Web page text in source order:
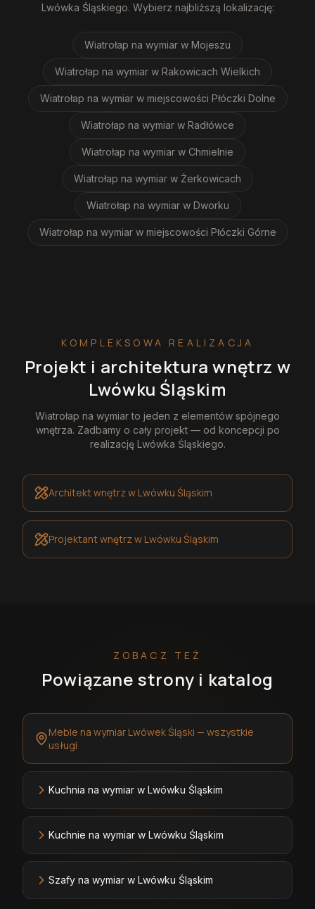
Lwówka Śląskiego. Wybierz najbliższą lokalizację:
Wiatrołap na wymiar w Mojeszu
Wiatrołap na wymiar w Rakowicach Wielkich
Wiatrołap na wymiar w miejscowości Płóczki Dolne
Wiatrołap na wymiar w Radłówce
Wiatrołap na wymiar w Chmielnie
Wiatrołap na wymiar w Żerkowicach
Wiatrołap na wymiar w Dworku
Wiatrołap na wymiar w miejscowości Płóczki Górne
KOMPLEKSOWA REALIZACJA
Projekt i architektura wnętrz w
Lwówku Śląskim
Wiatrołap na wymiarto jeden z elementów spójnego
wnętrza. Zadbamy o cały projekt — od koncepcji po
realizację Lwówka Śląskiego.
Architekt wnętrzw Lwówku Śląskim
Projektant wnętrzw Lwówku Śląskim
ZOBACZ TEŻ
Powiązane strony i katalog
Meble na wymiar Lwówek Śląski — wszystkie
usługi
Kuchnia na wymiar w Lwówku Śląskim
Kuchnie na wymiar w Lwówku Śląskim
Szafy na wymiar w Lwówku Śląskim